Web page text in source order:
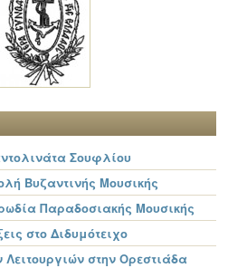
Σουφλίου
Βυζαντινής Μουσικής
Παραδοσιακής Μουσικής
στο Διδυμότειχο
στην Ορεστιάδα